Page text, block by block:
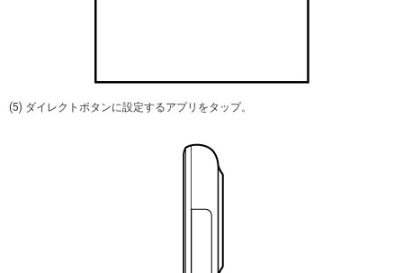
(5) ダイレクトボタンに設定するアプリをタップ。